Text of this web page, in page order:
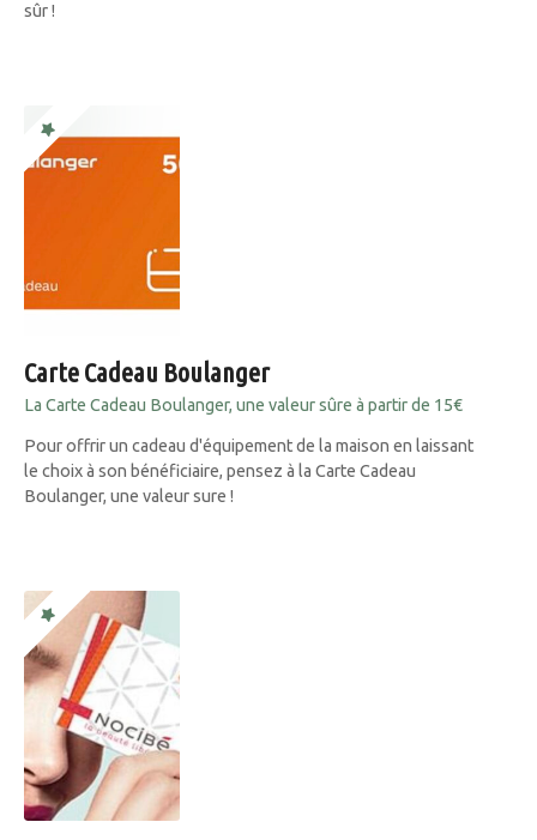
sûr !
Carte Cadeau Boulanger
La Carte Cadeau Boulanger, une valeur sûre à partir de 15€
Pour offrir un cadeau d'équipement de la maison en laissant
le choix à son bénéficiaire, pensez à la Carte Cadeau
Boulanger, une valeur sure !